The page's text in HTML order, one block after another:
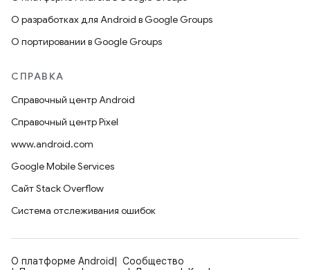
О разработках для Android в Google Groups
О портировании в Google Groups
СПРАВКА
Справочный центр Android
Справочный центр Pixel
www.android.com
Google Mobile Services
Сайт Stack Overflow
Система отслеживания ошибок
О платформе Android
Сообщество